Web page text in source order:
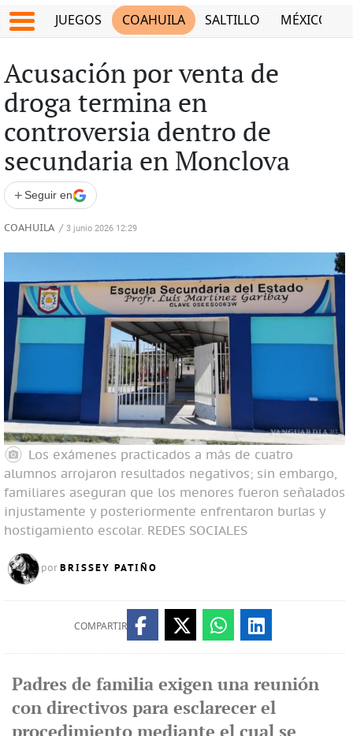
JUEGOS COAHUILA SALTILLO MÉXICO
Acusación por venta de
droga termina en
controversia dentro de
secundaria en Monclova
+ Seguir en
COAHUILA / 3 junio 2026 12:29
Los exámenes practicados a más de cuatro
alumnos arrojaron resultados negativos; sin embargo,
familiares aseguran que los menores fueron señalados
injustamente y posteriormente enfrentaron burlas y
hostigamiento escolar. REDES SOCIALES
por BRISSEY PATIÑO
COMPARTIR
Padres de familia exigen una reunión
con directivos para esclarecer el